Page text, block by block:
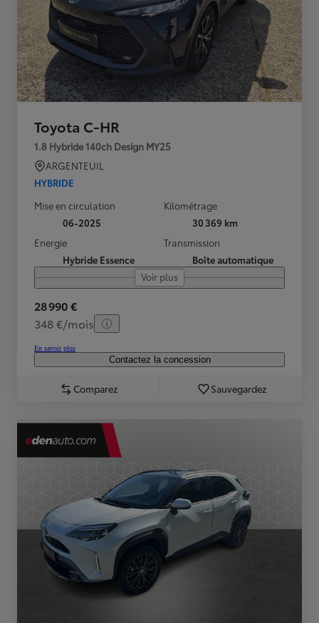
Toyota C-HR
1.8 Hybride 140ch Design MY25
ARGENTEUIL
HYBRIDE
Mise en circulation
06-2025
Kilométrage
30 369 km
Energie
Hybride Essence
Transmission
Boîte automatique
Voir plus
28 990 €
348 €/mois
En savoir plus
Contactez la concession
Comparez Sauvegardez